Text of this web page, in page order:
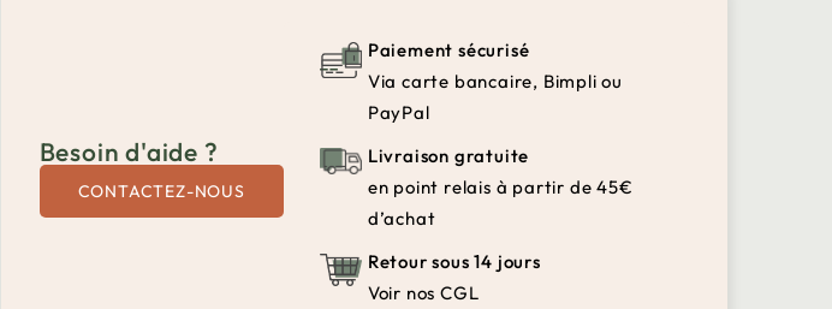
Besoin d'aide ?
CONTACTEZ-NOUS
Paiement sécurisé
Via carte bancaire, Bimpli ou
PayPal
Livraison gratuite
en point relais à partir de 45€
d’achat
Retour sous 14 jours
Voir nos CGL